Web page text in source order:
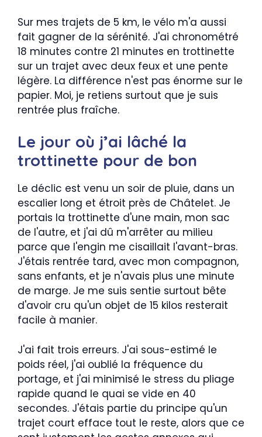
Sur mes trajets de 5 km, le vélo m'a aussi
fait gagner de la sérénité. J'ai chronométré
18 minutes contre 21 minutes en trottinette
sur un trajet avec deux feux et une pente
légère. La différence n'est pas énorme sur le
papier. Moi, je retiens surtout que je suis
rentrée plus fraîche.
Le jour où j’ai lâché la
trottinette pour de bon
Le déclic est venu un soir de pluie, dans un
escalier long et étroit près de Châtelet. Je
portais la trottinette d'une main, mon sac
de l'autre, et j'ai dû m'arrêter au milieu
parce que l'engin me cisaillait l'avant-bras.
J'étais rentrée tard, avec mon compagnon,
sans enfants, et je n'avais plus une minute
de marge. Je me suis sentie surtout bête
d'avoir cru qu'un objet de 15 kilos resterait
facile à manier.
J'ai fait trois erreurs. J'ai sous-estimé le
poids réel, j'ai oublié la fréquence du
portage, et j'ai minimisé le stress du pliage
rapide quand le quai se vide en 40
secondes. J'étais partie du principe qu'un
trajet court efface tout le reste, alors que ce